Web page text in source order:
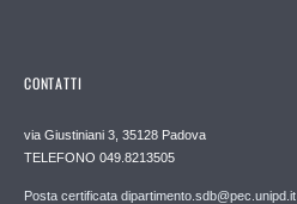
CONTATTI
via Giustiniani 3, 35128 Padova
TELEFONO 049.8213505
Posta certificata dipartimento.sdb@pec.unipd.it